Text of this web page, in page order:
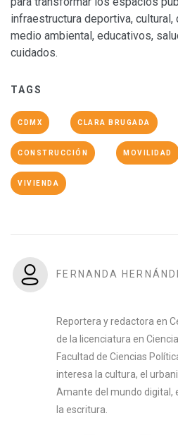
infraestructura deportiva, cultural,
medio ambiental, educativos,
cuidados.
TAGS
CDMX CLARA BRUGADA
CONSTRUCCIÓN MOVILIDAD
VIVIENDA
FERNANDA
Reportera y redactora en
de la licenciatura en
Facultad de Ciencias
interesa la cultura, el
Amante del mundo digital,
la escritura.